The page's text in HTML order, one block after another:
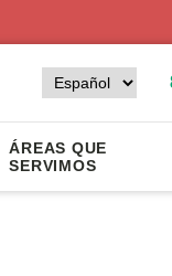
ÁREAS QUE
SERVIMOS